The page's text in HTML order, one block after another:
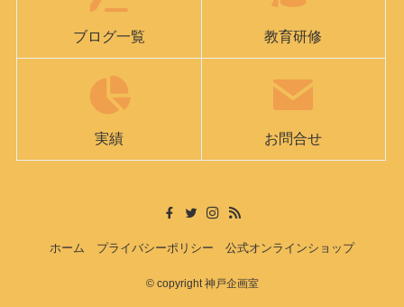
ブログ一覧 教育研修
実績 お問合せ
ホーム プライバシーポリシー 公式オンラインショップ
©copyright 神戸企画室